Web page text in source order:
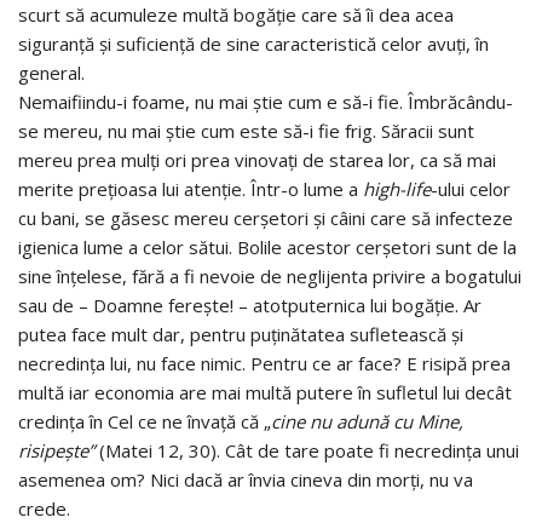
scurt să acumuleze multă bogăţie care să îi dea acea
siguranţă şi suficienţă de sine caracteristică celor avuţi, în
general.
Nemaifiindu-i foame, nu mai ştie cum e să-i fie. Îmbrăcându-
se mereu, nu mai ştie cum este să-i fie frig. Săracii sunt
mereu prea mulţi ori prea vinovaţi de starea lor, ca să mai
merite preţioasa lui atenţie. Într-o lume a high-life-ului celor
cu bani, se găsesc mereu cerşetori şi câini care să infecteze
igienica lume a celor sătui. Bolile acestor cerşetori sunt de la
sine înţelese, fără a fi nevoie de neglijenta privire a bogatului
sau de – Doamne fereşte! – atotputernica lui bogăţie. Ar
putea face mult dar, pentru puţinătatea sufletească şi
necredinţa lui, nu face nimic. Pentru ce ar face? E risipă prea
multă iar economia are mai multă putere în sufletul lui decât
credinţa în Cel ce ne învaţă că „cine nu adună cu Mine,
risipeşte”(Matei 12, 30). Cât de tare poate fi necredinţa unui
asemenea om? Nici dacă ar învia cineva din morţi, nu va
crede.